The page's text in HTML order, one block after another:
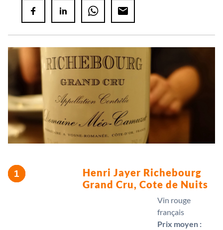
Henri Jayer Richebourg
Grand Cru, Cote de Nuits
Vin rouge
français
Prix moyen :